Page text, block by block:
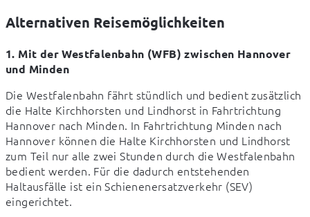
Alternativen Reisemöglichkeiten
1. Mit der Westfalenbahn (WFB) zwischen Hannover
und Minden
Die Westfalenbahn fährt stündlich und bedient zusätzlich
die Halte Kirchhorsten und Lindhorst in Fahrtrichtung
Hannover nach Minden. In Fahrtrichtung Minden nach
Hannover können die Halte Kirchhorsten und Lindhorst
zum Teil nur alle zwei Stunden durch die Westfalenbahn
bedient werden. Für die dadurch entstehenden
Haltausfälle ist ein Schienenersatzverkehr (SEV)
eingerichtet.